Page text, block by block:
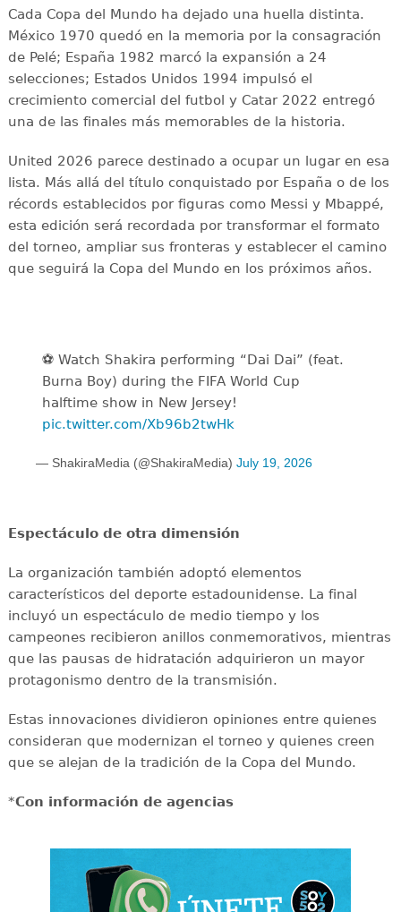
Cada Copa del Mundo ha dejado una huella distinta.
México 1970 quedó en la memoria por la consagración
de Pelé; España 1982 marcó la expansión a 24
selecciones; Estados Unidos 1994 impulsó el
crecimiento comercial del futbol y Catar 2022 entregó
una de las finales más memorables de la historia.
United 2026 parece destinado a ocupar un lugar en esa
lista. Más allá del título conquistado por España o de los
récords establecidos por figuras como Messi y Mbappé,
esta edición será recordada por transformar el formato
del torneo, ampliar sus fronteras y establecer el camino
que seguirá la Copa del Mundo en los próximos años.
⚽️️ Watch Shakira performing “Dai Dai” (feat.
Burna Boy) during the FIFA World Cup
halftime show in New Jersey!
pic.twitter.com/Xb96b2twHk
— ShakiraMedia (@ShakiraMedia) July 19, 2026
Espectáculo de otra dimensión
La organización también adoptó elementos
característicos del deporte estadounidense. La final
incluyó un espectáculo de medio tiempo y los
campeones recibieron anillos conmemorativos, mientras
que las pausas de hidratación adquirieron un mayor
protagonismo dentro de la transmisión.
Estas innovaciones dividieron opiniones entre quienes
consideran que modernizan el torneo y quienes creen
que se alejan de la tradición de la Copa del Mundo.
*Con información de agencias